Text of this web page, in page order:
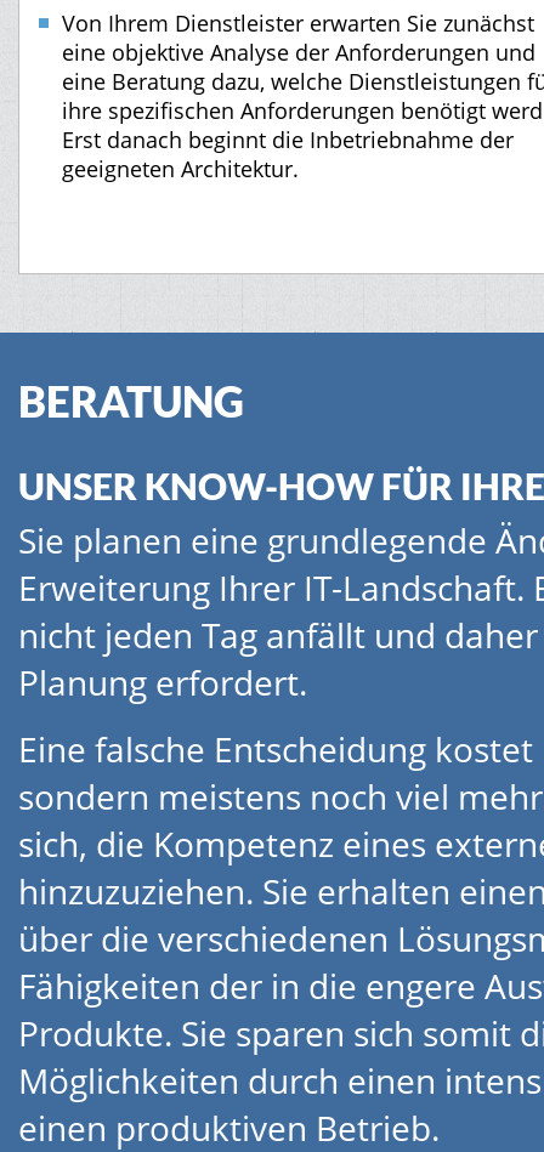
Von Ihrem Dienstleister erwarten Sie zunächst
eine objektive Analyse der Anforderungen und
eine Beratung dazu, welche Dienstleistungen
ihre spezifischen Anforderungen benötigt
Erst danach beginnt die Inbetriebnahme der
geeigneten Architektur.
BERATUNG
UNSER KNOW-HOW FÜR
Sie planen eine grundlegende
Erweiterung Ihrer IT-Landschaft.
nicht jeden Tag anfällt und
Planung erfordert.
Eine falsche Entscheidung
sondern meistens noch viel
sich, die Kompetenz eines
hinzuzuziehen. Sie erhalten
über die verschiedenen
Fähigkeiten der in die engere
Produkte. Sie sparen sich somit
Möglichkeiten durch einen
einen produktiven Betrieb.